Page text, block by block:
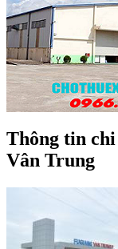
Thông tin
Vân Trung